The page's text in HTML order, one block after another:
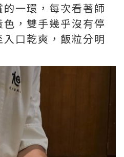
一環，每次看著師
，雙手幾乎沒有停
口乾爽，飯粒分明